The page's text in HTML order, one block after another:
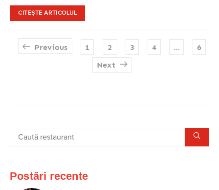
CITEȘTE ARTICOLUL
Paginație
articole
Previous 1 2 3 4 …
6
Next
Postări recente